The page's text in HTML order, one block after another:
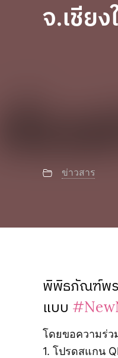
จ.เชียง
ข่าวสาร
พิพิธภัณฑ์พร
แบบ
โดยขอความร่ว
1. โปรดสแกน